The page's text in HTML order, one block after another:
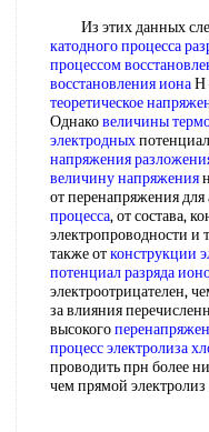
Из этих данных
катодного процесса
процессом
восстановления ионаН
теоретическое
Однаковеличины
электродных
напряжения
величину напряжения
от перенапряжения для
процесса, от состава,
электропроводности и
также отконструкции
потенциал разряда
электроотрицателен,
за влияния
высокого
процесс электролиза
проводить прн более
чем прямой